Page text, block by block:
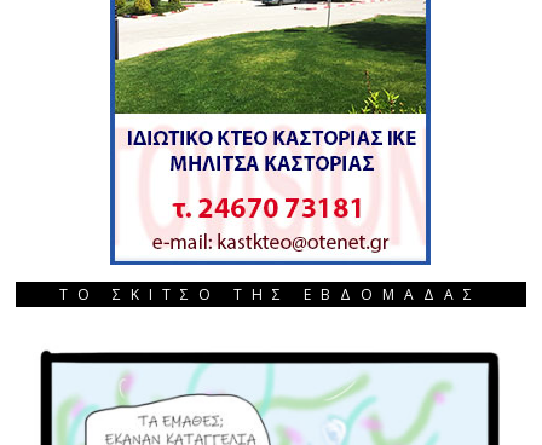
ΤΟ ΣΚΙΤΣΟ ΤΗΣ ΕΒΔΟΜΑΔΑΣ